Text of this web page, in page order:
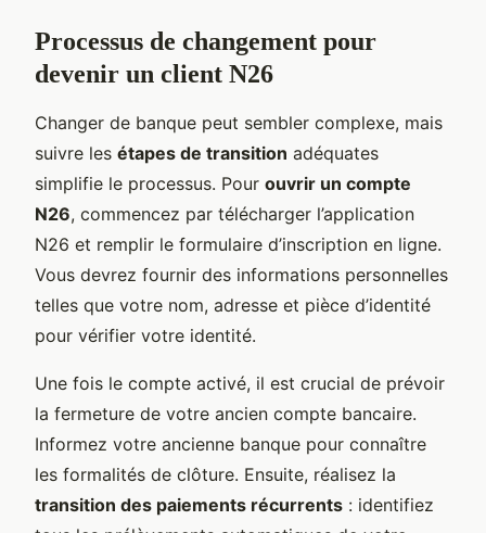
Processus de changement pour
devenir un client N26
Changer de banque peut sembler complexe, mais
suivre les étapes de transition adéquates
simplifie le processus. Pour ouvrir un compte
N26, commencez par télécharger l’application
N26 et remplir le formulaire d’inscription en ligne.
Vous devrez fournir des informations personnelles
telles que votre nom, adresse et pièce d’identité
pour vérifier votre identité.
Une fois le compte activé, il est crucial de prévoir
la fermeture de votre ancien compte bancaire.
Informez votre ancienne banque pour connaître
les formalités de clôture. Ensuite, réalisez la
transition des paiements récurrents : identifiez